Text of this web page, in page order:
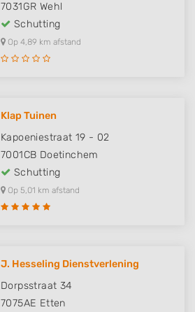
7031GR Wehl
Schutting
Op 4,89 km afstand
Klap Tuinen
Kapoeniestraat 19 - 02
7001CB Doetinchem
Schutting
Op 5,01 km afstand
J. Hesseling Dienstverlening
Dorpsstraat 34
7075AE Etten